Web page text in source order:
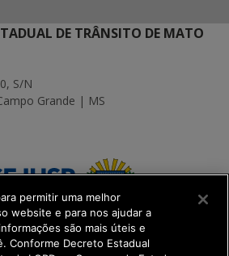
DE TRÂNSITO DE MATO
S/N
Grande | MS
permitir uma melhor
website e para nos ajudar a
são mais úteis e
Conforme Decreto Estadual